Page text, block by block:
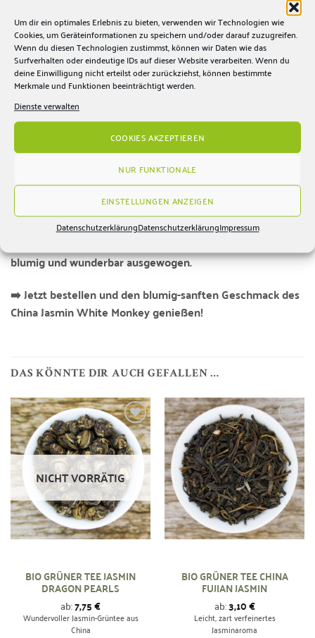
Um dir ein optimales Erlebnis zu bieten, verwenden wir Technologien wie
Cookies, um Geräteinformationen zu speichern und/oder darauf zuzugreifen.
Wenn du diesen Technologien zustimmst, können wir Daten wie das
Surfverhalten oder eindeutige IDs auf dieser Website verarbeiten. Wenn du
deine Einwilligung nicht erteilst oder zurückziehst, können bestimmte
Merkmale und Funktionen beeinträchtigt werden.
Dienste verwalten
COOKIES AKZEPTIEREN
NUR FUNKTIONALE
EINSTELLUNGEN ANZEIGEN
DatenschutzerklärungDatenschutzerklärungImpressum
Ideal für ruhige Genussmomente & Teeliebhaber
🌸 Ein Tee für Genießer
DerChina Jasmin White Monkeyverbindet die Reinheit
weißen Tees mit der floralen Leichtigkeit des Jasmins.
Er ist ideal für alle, die
Duftschätzen –
ein Tee, der Körper und Geist gleichermaßen verwöhnt.
DerChina Jasmin White Monkeyist ein eleganter Weißtee
mit zarten Jasminnoten und einem angenehm milden
Geschmack.
blumig und wunderbar ausgewogen.
➡️ Jetzt bestellen und den blumig-sanften Geschmack des
China Jasmin White Monkey genießen!
DAS KÖNNTE DIR AUCH GEFALLEN …
Zur
Wunschliste
hinzufügen
NICHT VORRÄTIG
BIO GRÜNER TEE JASMIN
DRAGON PEARLS
ab:7,75€
Wundervoller Jasmin-Grüntee aus
China
Zur
Wunschliste
hinzufügen
BIO GRÜNER TEE CHINA
FUJIAN JASMIN
ab:3,10€
Leicht, zart verfeinertes
Jasminaroma